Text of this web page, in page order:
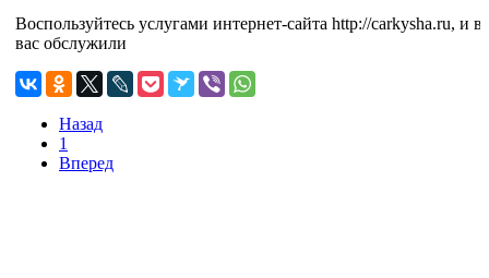
Воспользуйтесь услугами интернет-сайта http://carkysha.ru, и
вас обслужили
Назад
1
Вперед